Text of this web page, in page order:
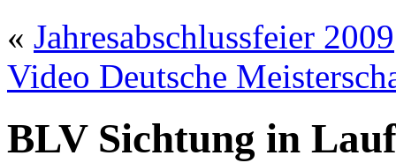
« Jahresabschlussfeier 2009
Video Deutsche
BLV Sichtung in